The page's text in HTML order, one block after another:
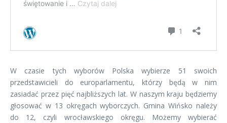
W czasie tych wyborów Polska wybierze 51 swoich
przedstawicieli do europarlamentu, którzy będą w nim
zasiadać przez pięć najbliższych lat. W naszym kraju będziemy
głosować w 13 okręgach wyborczych. Gmina Wińsko należy
do 12, czyli wrocławskiego okręgu. Możemy wybierać